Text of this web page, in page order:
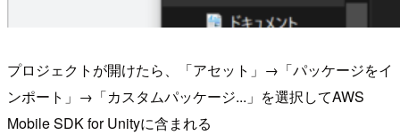
プロジェクトが開けたら、「アセット」→「パッケージをイ
ンポート」→「カスタムパッケージ...」を選択してAWS
Mobile SDK for Unityに含まれる